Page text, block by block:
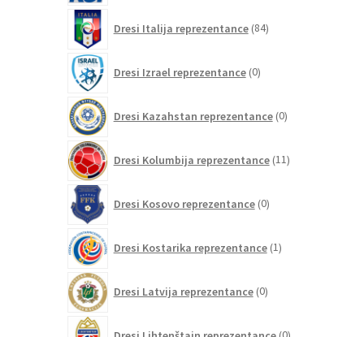
Dresi Italija reprezentance 84izdelkov
Dresi Izrael reprezentance 0izdelkov
Dresi Kazahstan reprezentance 0izdelkov
Dresi Kolumbija reprezentance 11izdelkov
Dresi Kosovo reprezentance 0izdelkov
Dresi Kostarika reprezentance 1izdelek
Dresi Latvija reprezentance 0izdelkov